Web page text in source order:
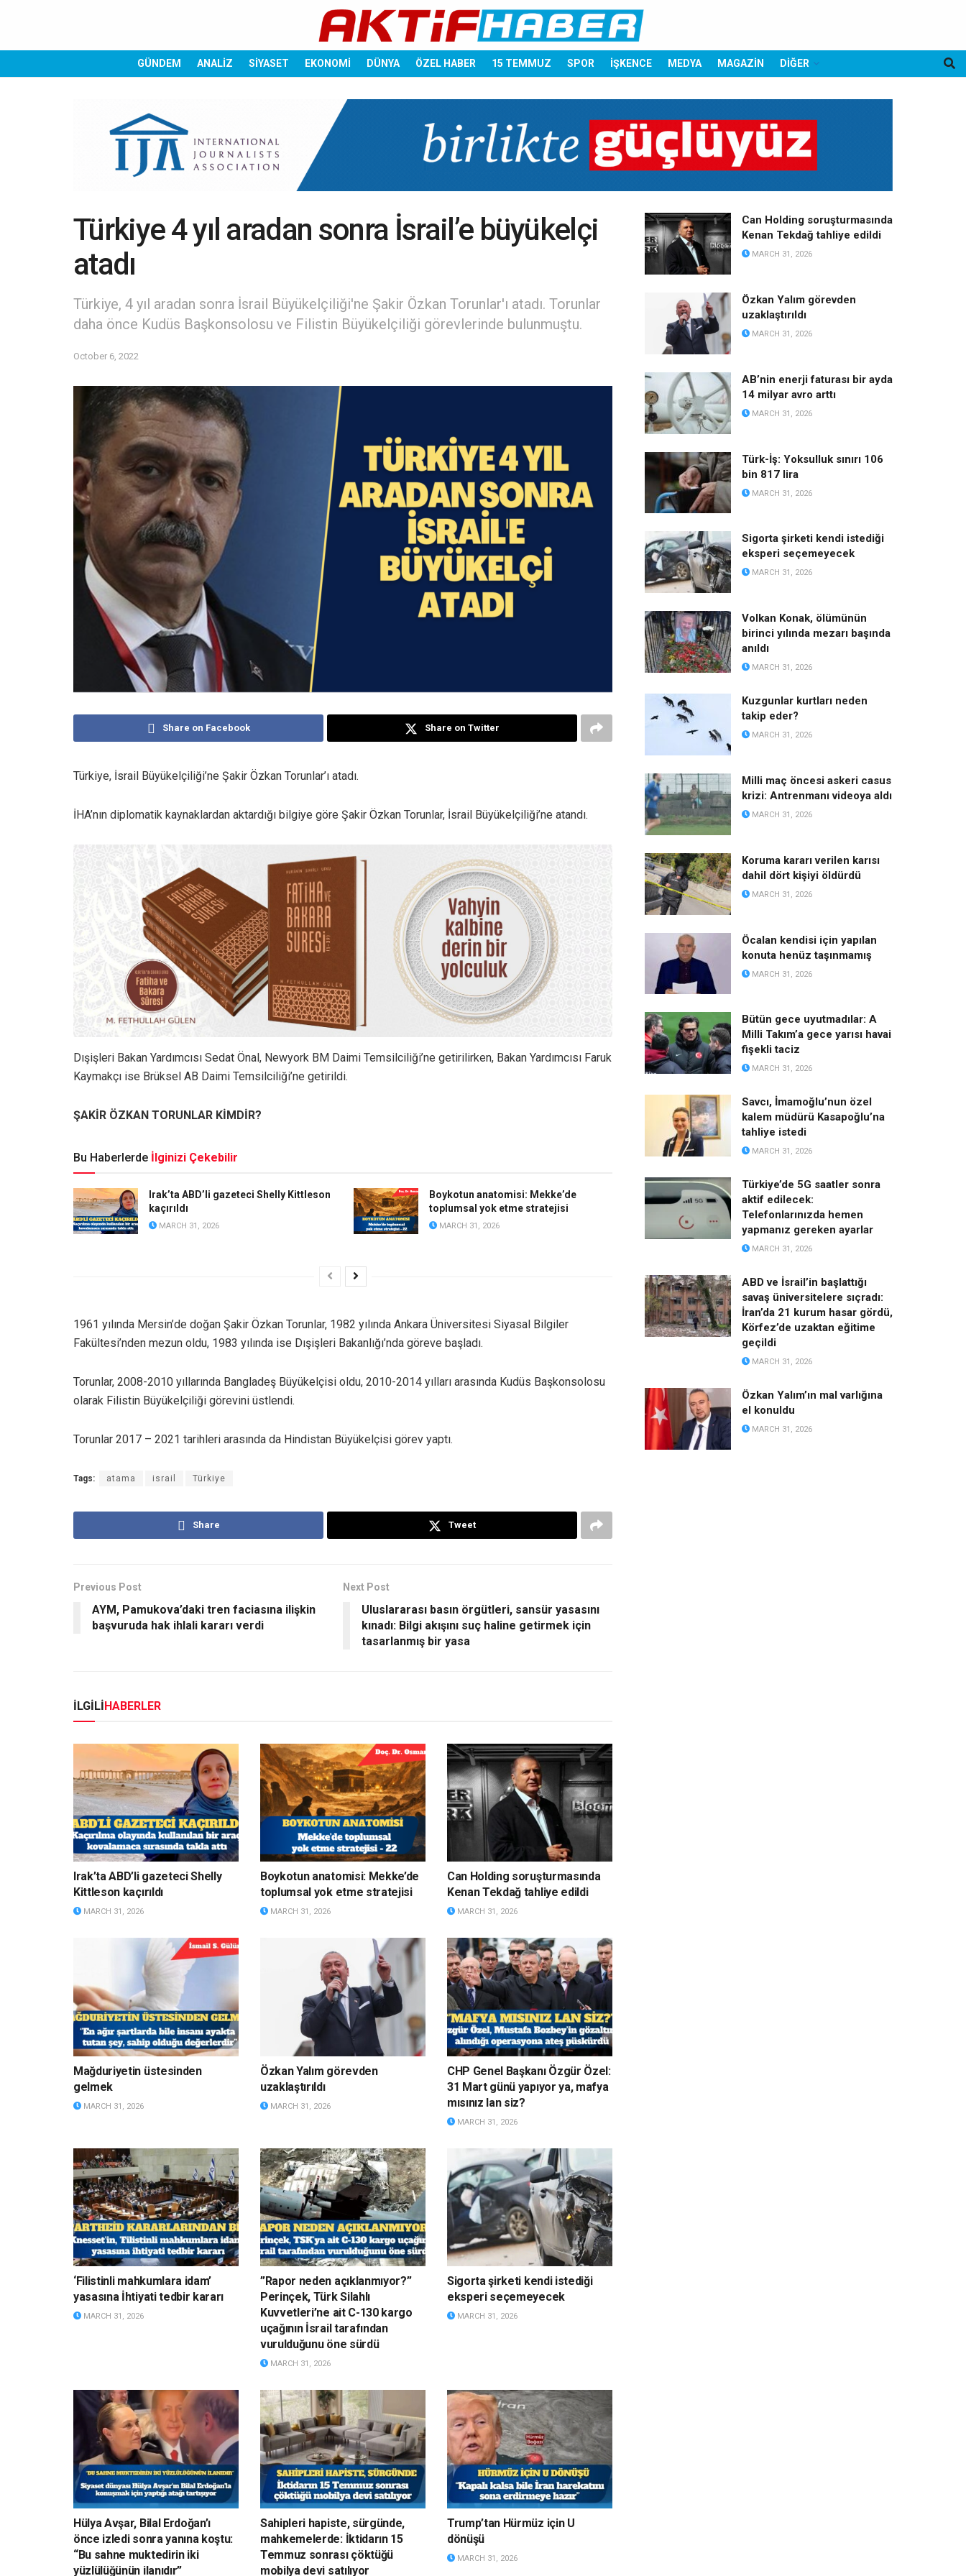
GÜNDEM ANALİZ SİYASET EKONOMİ DÜNYA ÖZEL HABER 15 TEMMUZ SPOR İŞKENCE MEDYA MAGAZİN DİĞER
Türkiye 4 yıl aradan sonra İsrail’e büyükelçi
atadı
Türkiye, 4 yıl aradan sonra İsrail Büyükelçiliği'ne Şakir Özkan Torunlar'ı atadı. Torunlar
daha önce Kudüs Başkonsolosu ve Filistin Büyükelçiliği görevlerinde bulunmuştu.
October 6, 2022
Share on Facebook Share on Twitter
Türkiye, İsrail Büyükelçiliği’ne Şakir Özkan Torunlar’ı atadı.
İHA’nın diplomatik kaynaklardan aktardığı bilgiye göre Şakir Özkan Torunlar, İsrail Büyükelçiliği’ne atandı.
Dışişleri Bakan Yardımcısı Sedat Önal, Newyork BM Daimi Temsilciliği’ne getirilirken, Bakan Yardımcısı Faruk
Kaymakçı ise Brüksel AB Daimi Temsilciliği’ne getirildi.
ŞAKİR ÖZKAN TORUNLAR KİMDİR?
Bu Haberlerde İlginizi Çekebilir
Irak’ta ABD’li gazeteci Shelly Kittleson
kaçırıldı
MARCH 31, 2026
Boykotun anatomisi: Mekke’de
toplumsal yok etme stratejisi
MARCH 31, 2026
1961 yılında Mersin’de doğan Şakir Özkan Torunlar, 1982 yılında Ankara Üniversitesi Siyasal Bilgiler
Fakültesi’nden mezun oldu, 1983 yılında ise Dışişleri Bakanlığı’nda göreve başladı.
Torunlar, 2008-2010 yıllarında Bangladeş Büyükelçisi oldu, 2010-2014 yılları arasında Kudüs Başkonsolosu
olarak Filistin Büyükelçiliği görevini üstlendi.
Torunlar 2017 – 2021 tarihleri arasında da Hindistan Büyükelçisi görev yaptı.
Tags: atama israil Türkiye
Share Tweet
Previous Post
AYM, Pamukova’daki tren faciasına ilişkin
başvuruda hak ihlali kararı verdi
Next Post
Uluslararası basın örgütleri, sansür yasasını
kınadı: Bilgi akışını suç haline getirmek için
tasarlanmış bir yasa
İLGİLİHABERLER
Irak’ta ABD’li gazeteci Shelly
Kittleson kaçırıldı
MARCH 31, 2026
Boykotun anatomisi: Mekke’de
toplumsal yok etme stratejisi
MARCH 31, 2026
Can Holding soruşturmasında
Kenan Tekdağ tahliye edildi
MARCH 31, 2026
Mağduriyetin üstesinden
gelmek
MARCH 31, 2026
Özkan Yalım görevden
uzaklaştırıldı
MARCH 31, 2026
CHP Genel Başkanı Özgür Özel:
31 Mart günü yapıyor ya, mafya
mısınız lan siz?
MARCH 31, 2026
‘Filistinli mahkumlara idam’
yasasına İhtiyati tedbir kararı
MARCH 31, 2026
”Rapor neden açıklanmıyor?”
Perinçek, Türk Silahlı
Kuvvetleri’ne ait C-130 kargo
uçağının İsrail tarafından
vurulduğunu öne sürdü
MARCH 31, 2026
Sigorta şirketi kendi istediği
eksperi seçemeyecek
MARCH 31, 2026
Hülya Avşar, Bilal Erdoğan’ı
önce izledi sonra yanına koştu:
“Bu sahne muktedirin iki
yüzlülüğünün ilanıdır”
Sahipleri hapiste, sürgünde,
mahkemelerde: İktidarın 15
Temmuz sonrası çöktüğü
mobilya devi satılıyor
Trump’tan Hürmüz için U
dönüşü
MARCH 31, 2026
Can Holding soruşturmasında
Kenan Tekdağ tahliye edildi
MARCH 31, 2026
Özkan Yalım görevden
uzaklaştırıldı
MARCH 31, 2026
AB’nin enerji faturası bir ayda
14 milyar avro arttı
MARCH 31, 2026
Türk-İş: Yoksulluk sınırı 106
bin 817 lira
MARCH 31, 2026
Sigorta şirketi kendi istediği
eksperi seçemeyecek
MARCH 31, 2026
Volkan Konak, ölümünün
birinci yılında mezarı başında
anıldı
MARCH 31, 2026
Kuzgunlar kurtları neden
takip eder?
MARCH 31, 2026
Milli maç öncesi askeri casus
krizi: Antrenmanı videoya aldı
MARCH 31, 2026
Koruma kararı verilen karısı
dahil dört kişiyi öldürdü
MARCH 31, 2026
Öcalan kendisi için yapılan
konuta henüz taşınmamış
MARCH 31, 2026
Bütün gece uyutmadılar: A
Milli Takım’a gece yarısı havai
fişekli taciz
MARCH 31, 2026
Savcı, İmamoğlu’nun özel
kalem müdürü Kasapoğlu’na
tahliye istedi
MARCH 31, 2026
Türkiye’de 5G saatler sonra
aktif edilecek:
Telefonlarınızda hemen
yapmanız gereken ayarlar
MARCH 31, 2026
ABD ve İsrail’in başlattığı
savaş üniversitelere sıçradı:
İran’da 21 kurum hasar gördü,
Körfez’de uzaktan eğitime
geçildi
MARCH 31, 2026
Özkan Yalım’ın mal varlığına
el konuldu
MARCH 31, 2026